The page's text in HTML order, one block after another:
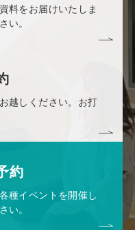
料をお届けいたしま
。
越しください。お打
約
種イベントを開催し
。